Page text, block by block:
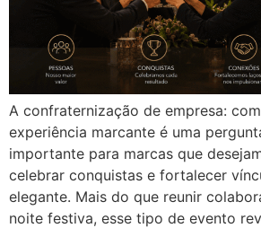
A confraternização de empresa:
experiência marcante é uma
importante para marcas que
celebrar conquistas e fortalecer
elegante. Mais do que reunir
noite festiva, esse tipo de evento